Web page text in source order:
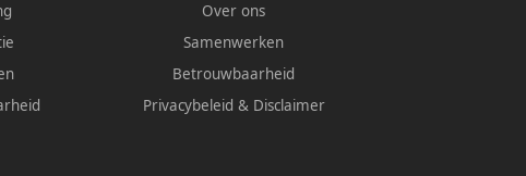
Over ons
Samenwerken
Betrouwbaarheid
Privacybeleid & Disclaimer